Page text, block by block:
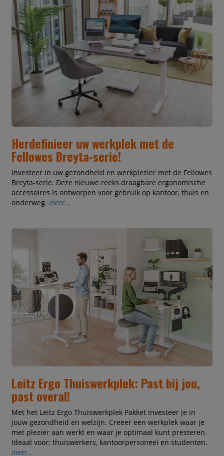
Herdefinieer uw werkplek met de
Fellowes Breyta-serie!
Investeer in uw gezondheid en werkplezier met de Fellowes
Breyta-serie. Deze nieuwe reeks draagbare ergonomische
accessoires is ontworpen voor gebruik op kantoor, thuis en
onderweg. meer...
Leitz Ergo Thuiswerkplek: Past bij jou,
past overal!
Met het Leitz Ergo Thuiswerkplek Pakket investeer je in
jouw gezondheid en welzijn. Creëer een werkplek waar je
met plezier aan werkt en waar je optimaal kunt presteren.
Ideaal voor: thuiswerkers, kantoorpersoneel en studenten.
meer...